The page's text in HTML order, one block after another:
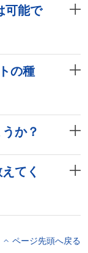
可能で
の種
か？
てく
ページ先頭へ戻る